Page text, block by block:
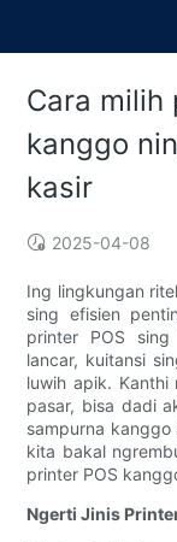
Cara milih
kanggo
kasir
2025-04-08
Ing lingkungan
sing efisien
printer POS
lancar, kuitansi
luwih apik. Kanthi
pasar, bisa dadi
sampurna
kita bakal
printer POS
Ngerti Jinis